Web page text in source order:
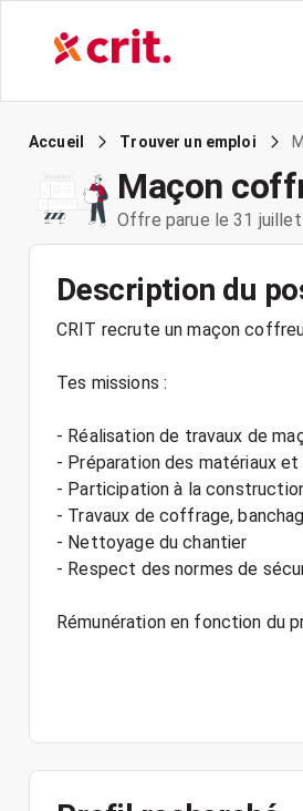
Accueil Trouver un emploi
Maçon
Offre parue le 31
Description du
CRIT recrute un maçon
Tes missions :
- Réalisation de travaux de
- Préparation des matériaux
- Participation à la
- Travaux de coffrage,
- Nettoyage du chantier
- Respect des normes de
Rémunération en fonction du